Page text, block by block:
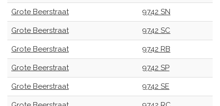
Grote Beerstraat 9742 SN
Grote Beerstraat 9742 SC
Grote Beerstraat 9742 RB
Grote Beerstraat 9742 SP
Grote Beerstraat 9742 SE